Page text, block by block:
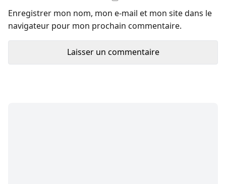
Enregistrer mon nom, mon e-mail et mon site dans le
navigateur pour mon prochain commentaire.